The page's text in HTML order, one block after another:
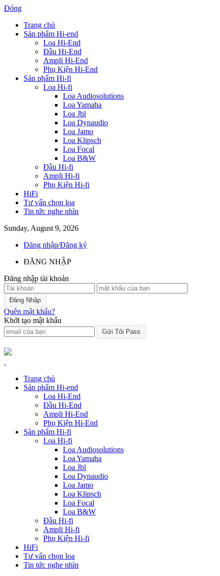
Đóng
Trang chủ
Sản phẩm Hi-end
Loa Hi-End
Đầu Hi-End
Ampli Hi-End
Phụ Kiện Hi-End
Sản phẩm Hi-fi
Loa Hi-fi
Loa Audiosolutions
Loa Yamaha
Loa Jbl
Loa Dynaudio
Loa Jamo
Loa Klipsch
Loa Focal
Loa B&W
Đầu Hi-fi
Ampli Hi-fi
Phụ Kiện Hi-fi
HiFi
Tư vấn chọn loa
Tin tức nghe nhìn
Sunday, August 9, 2026
Đăng nhập/Đăng ký
ĐĂNG NHẬP
Đăng nhập tài khoản
Quên mật khẩu?
Khởi tạo mật khẩu
Trang chủ
Sản phẩm Hi-end
Loa Hi-End
Đầu Hi-End
Ampli Hi-End
Phụ Kiện Hi-End
Sản phẩm Hi-fi
Loa Hi-fi
Loa Audiosolutions
Loa Yamaha
Loa Jbl
Loa Dynaudio
Loa Jamo
Loa Klipsch
Loa Focal
Loa B&W
Đầu Hi-fi
Ampli Hi-fi
Phụ Kiện Hi-fi
HiFi
Tư vấn chọn loa
Tin tức nghe nhìn